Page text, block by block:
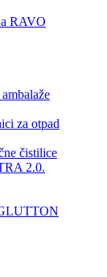
RAVO
za otpad
čistilice
2.0.